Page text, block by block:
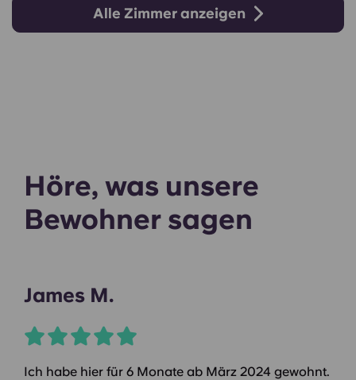
Alle Zimmer anzeigen
Höre, was unsere
Bewohner sagen
James M.
Ich habe hier für 6 Monate ab März 2024 gewohnt.